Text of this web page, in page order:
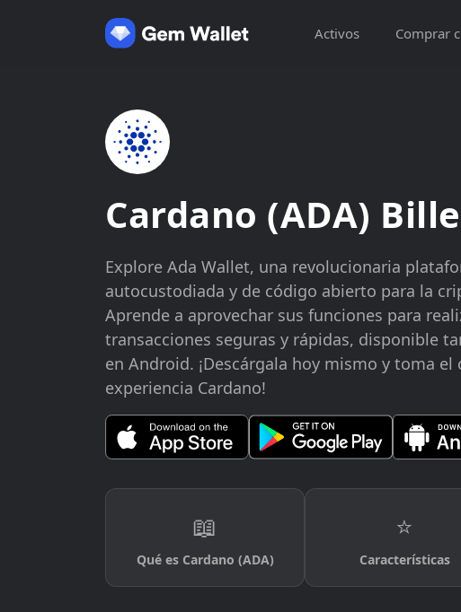
Activos Comprar
Cardano (ADA)
Explore Ada Wallet, una revolucionaria
autocustodiada y de código abierto para la
Aprende a aprovechar sus funciones para
transacciones seguras y rápidas, disponible
en Android. ¡Descárgala hoy mismo y toma
experiencia Cardano!
📖
Qué es Cardano (ADA)
⭐
Características